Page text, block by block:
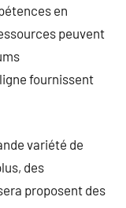
en
peuvent
fournissent
variété de
des
proposent des